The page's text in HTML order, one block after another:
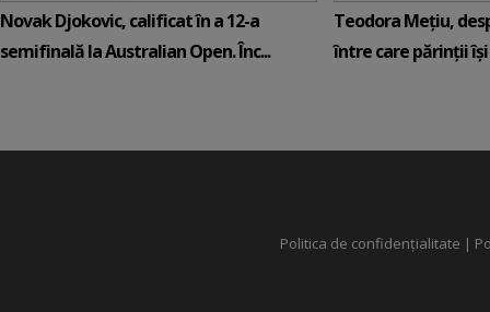
Novak Djokovic, calificat în a 12-a
semifinală la Australian Open. Înc...
Teodora Mețiu,
între care părinții își
Politica de confidențialitate |